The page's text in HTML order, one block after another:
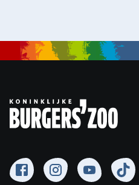
FacebookInstagramYouTubeTikTok